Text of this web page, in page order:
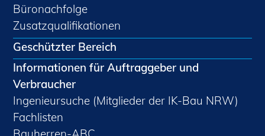
Büronachfolge
Zusatzqualifikationen
Geschützter Bereich
Informationen für Auftraggeber und
Verbraucher
Ingenieursuche (Mitglieder der IK-Bau NRW)
Fachlisten